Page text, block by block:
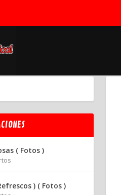
( Fotos )
) ( Fotos )